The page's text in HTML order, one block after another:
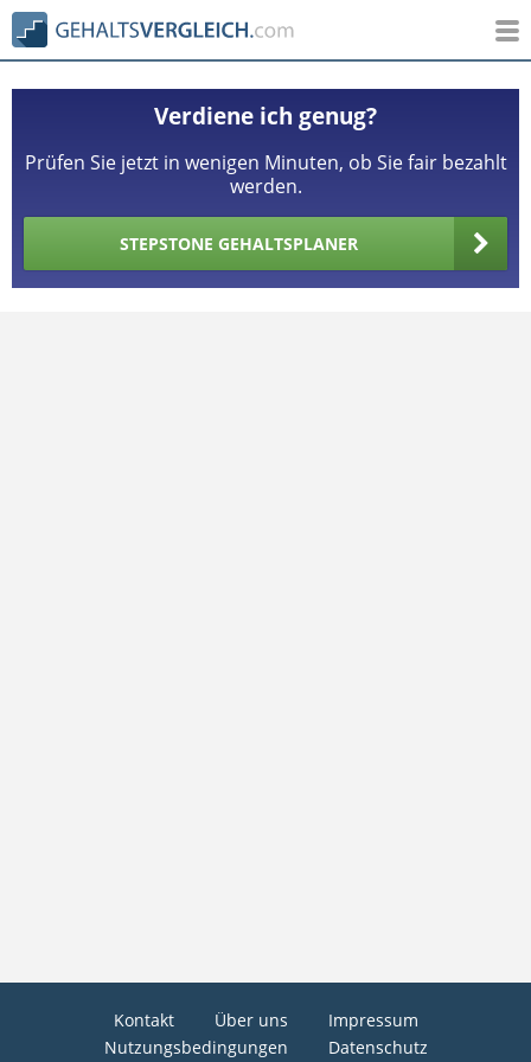
Verdiene ich genug?
Prüfen Sie jetzt in wenigen Minuten, ob Sie fair bezahlt
werden.
STEPSTONE GEHALTSPLANER
Kontakt Über uns
Impressum
Nutzungsbedingungen
Datenschutz